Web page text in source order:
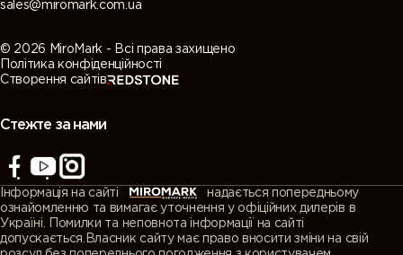
sales@miromark.com.ua
© 2026 MiroMark - Всі права захищено
Політика конфіденційності
Створення сайтів
Стежте за нами
Інформація на сайті
надається попередньому
ознайомленню та вимагає уточнення у офіційних дилерів в
Україні. Помилки та неповнота інформації на сайті
допускається.Власник сайту має право вносити зміни на свій